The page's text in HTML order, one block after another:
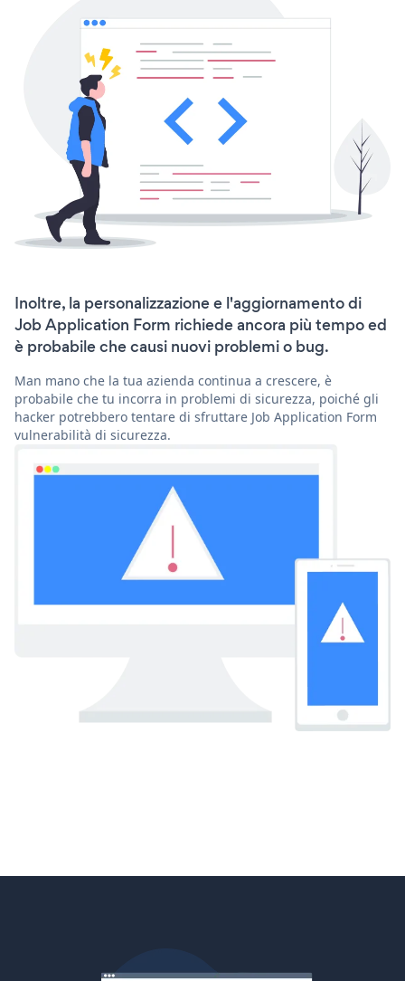
Inoltre, la personalizzazione e l'aggiornamento di
Job Application Form richiede ancora più tempo ed
è probabile che causi nuovi problemi o bug.
Man mano che la tua azienda continua a crescere, è
probabile che tu incorra in problemi di sicurezza, poiché gli
hacker potrebbero tentare di sfruttare Job Application Form
vulnerabilità di sicurezza.